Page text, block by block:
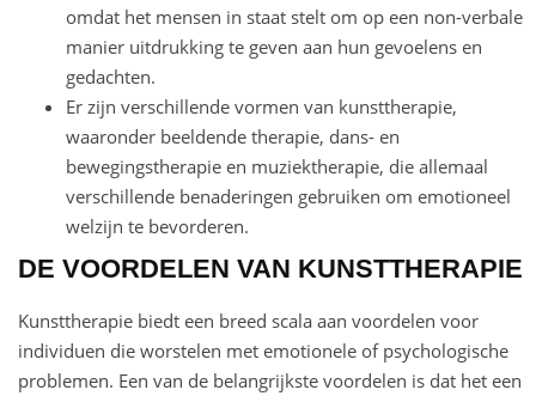
omdat het mensen in staat stelt om op een non-verbale
manier uitdrukking te geven aan hun gevoelens en
gedachten.
Er zijn verschillende vormen van kunsttherapie,
waaronder beeldende therapie, dans- en
bewegingstherapie en muziektherapie, die allemaal
verschillende benaderingen gebruiken om emotioneel
welzijn te bevorderen.
DE VOORDELEN VAN KUNSTTHERAPIE
Kunsttherapie biedt een breed scala aan voordelen voor
individuen die worstelen met emotionele of psychologische
problemen. Een van de belangrijkste voordelen is dat het een